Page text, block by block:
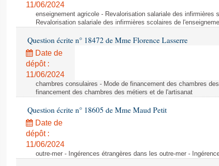
11/06/2024
enseignement agricole - Revalorisation salariale des infirmières
Revalorisation salariale des infirmières scolaires de
Question écrite n° 18472 de Mme Florence Lasserre
Date de
dépôt :
11/06/2024
chambres consulaires - Mode de financement des chambres
financement des chambres des métiers et de l'artisanat
Question écrite n° 18605 de Mme Maud Petit
Date de
dépôt :
11/06/2024
outre-mer - Ingérences étrangères dans les outre-mer -